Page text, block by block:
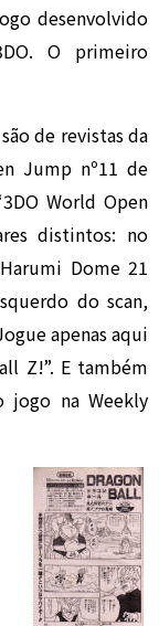
desenvolvido
O primeiro
de revistas da
Jump nº11 de
World Open
distintos: no
Dome 21
do scan,
apenas aqui
Z!”. E também
na Weekly